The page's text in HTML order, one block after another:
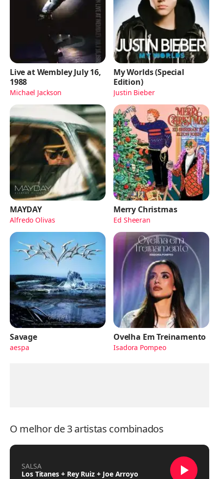
Live at Wembley July 16,
1988
Michael Jackson
My Worlds (Special
Edition)
Justin Bieber
MAYDAY
Alfredo Olivas
Merry Christmas
Ed Sheeran
Savage
aespa
Ovelha Em Treinamento
Isadora Pompeo
O melhor de 3 artistas combinados
SALSA
Los Titanes + Rey Ruiz + Joe Arroyo